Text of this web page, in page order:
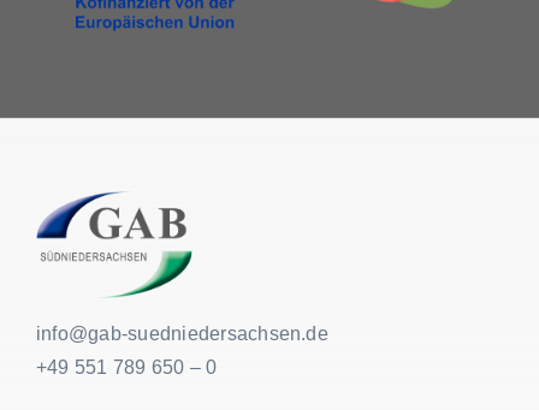
info@gab-suedniedersachsen.de
+49 551 789 650 – 0